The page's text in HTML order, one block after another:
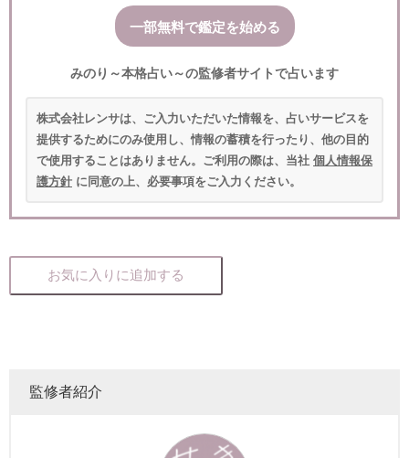
みのり～本格占い～の監修者サイトで占います
株式会社レンサは、ご入力いただいた情報を、占いサービスを
提供するためにのみ使用し、情報の蓄積を行ったり、他の目的
で使用することはありません。ご利用の際は、当社 個人情報保
護方針 に同意の上、必要事項をご入力ください。
お気に入りに追加する
監修者紹介